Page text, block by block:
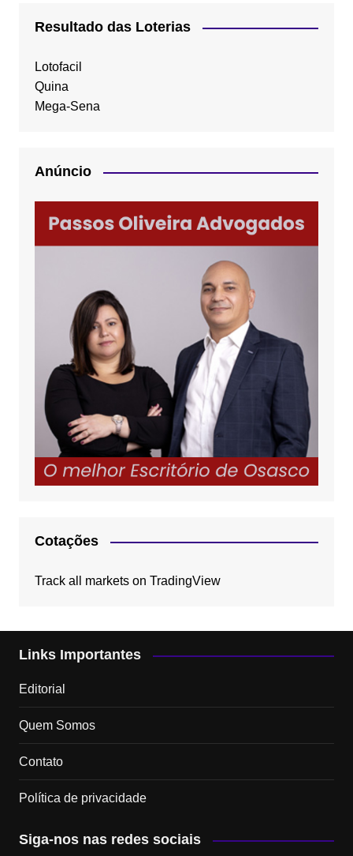
Resultado das Loterias
Lotofacil
Quina
Mega-Sena
Anúncio
Cotações
Track all markets on TradingView
Links Importantes
Editorial
Quem Somos
Contato
Política de privacidade
Siga-nos nas redes sociais